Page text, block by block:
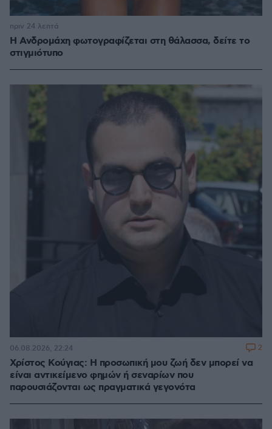
Η Ανδρομάχη φωτογραφίζεται στη θάλασσα, δείτε το
στιγμιότυπο
πριν 24 λεπτά
Χρίστος Κούγιας: Η προσωπική μου ζωή δεν μπορεί να
είναι αντικείμενο φημών ή σεναρίων που
παρουσιάζονται ως πραγματικά γεγονότα
06.08.2026, 22:24 2